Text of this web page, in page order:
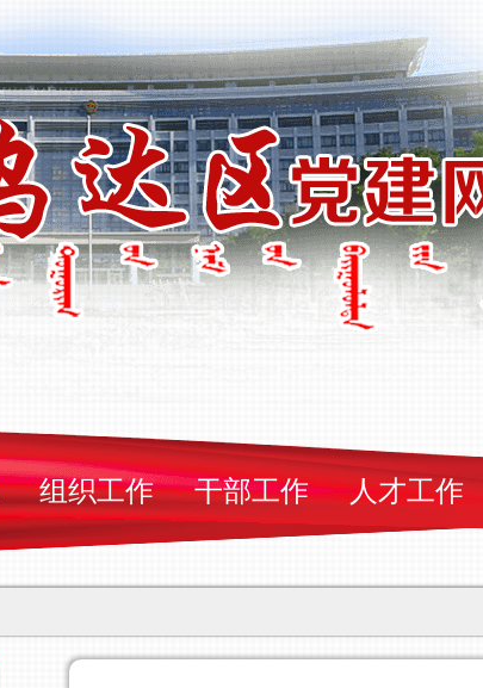
组织工作 干部工作 人才工作